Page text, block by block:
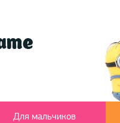
Для мальчиков